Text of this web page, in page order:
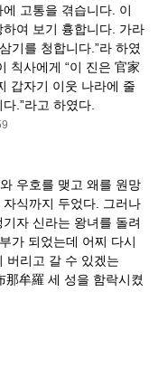
고통을 겪습니다. 이
여 보기 흉합니다. 가라
기를 청합니다.”라 하였
칙사에게 “이 진은 官家
갑자기 이웃 나라에 줄
.”라고 하였다.
우호를 맺고 왜를 원망
식까지 두었다. 그러나
자 신라는 왕녀를 돌려
가 되었는데 어찌 다시
버리고 갈 수 있겠는
那牟羅 세 성을 함락시켰